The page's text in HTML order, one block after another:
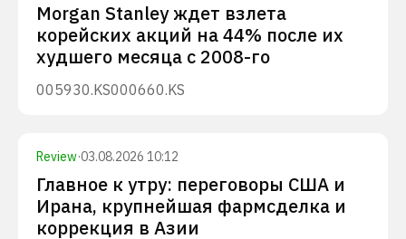
Morgan Stanley ждет взлета
корейских акций на 44% после их
худшего месяца с 2008-го
005930.KS000660.KS
Review·03.08.2026 10:12
Главное к утру: переговоры США и
Ирана, крупнейшая фармсделка и
коррекция в Азии